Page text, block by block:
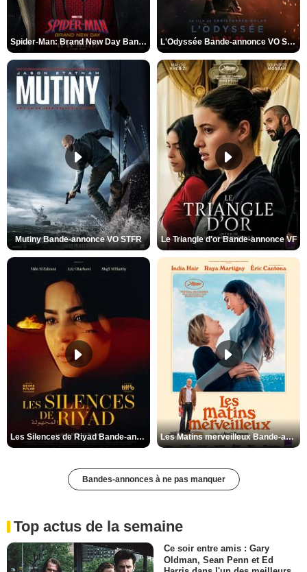
Spider-Man: Brand New Day Bande-annonce VO STFR L'Odyssée Bande-annonce VO STFR
Mutiny Bande-annonce VO STFR Le Triangle d'or Bande-annonce VF
Les Silences de Riyad Bande-annonce VO STFR Les Matins merveilleux Bande-annonce VF
Bandes-annonces à ne pas manquer
Top actus de la semaine
Ce soir entre amis : Gary
Oldman, Sean Penn et Ed